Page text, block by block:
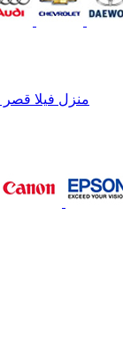
منزل فيلا قصر